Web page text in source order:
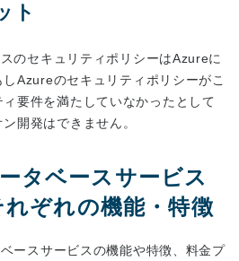
ト
のセキュリティポリシーはAzureに
Azureのセキュリティポリシーがこ
要件を満たしていなかったとして
開発はできません。
タベースサービス
ぞれの機能・特徴
ースサービスの機能や特徴、料金プ